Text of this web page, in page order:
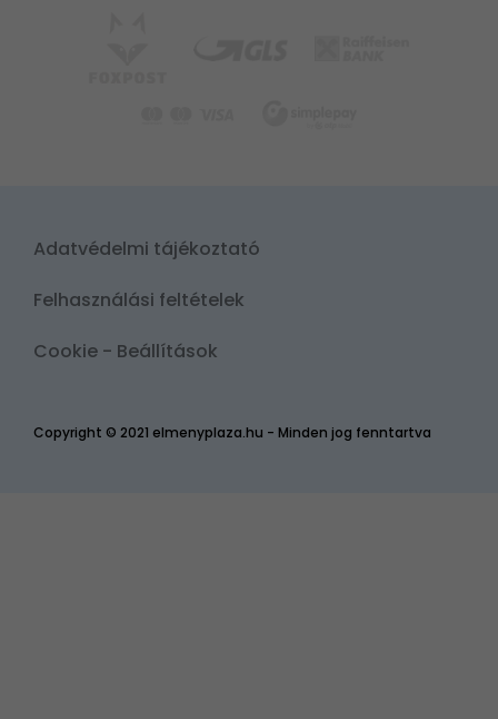
Copyright © 2021 elmenyplaza.hu - Minden jog fenntartva
Adatvédelmi tájékoztató
Felhasználási feltételek
Cookie - Beállítások